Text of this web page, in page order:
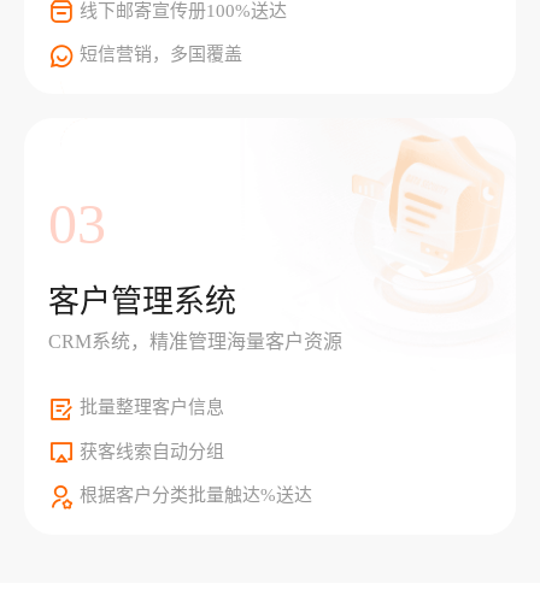
线下邮寄宣传册100%送达
短信营销，多国覆盖
03
客户管理系统
CRM系统，精准管理海量客户资源
批量整理客户信息
获客线索自动分组
根据客户分类批量触达%送达